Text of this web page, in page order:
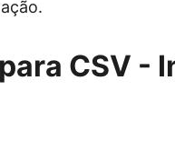
CSV -